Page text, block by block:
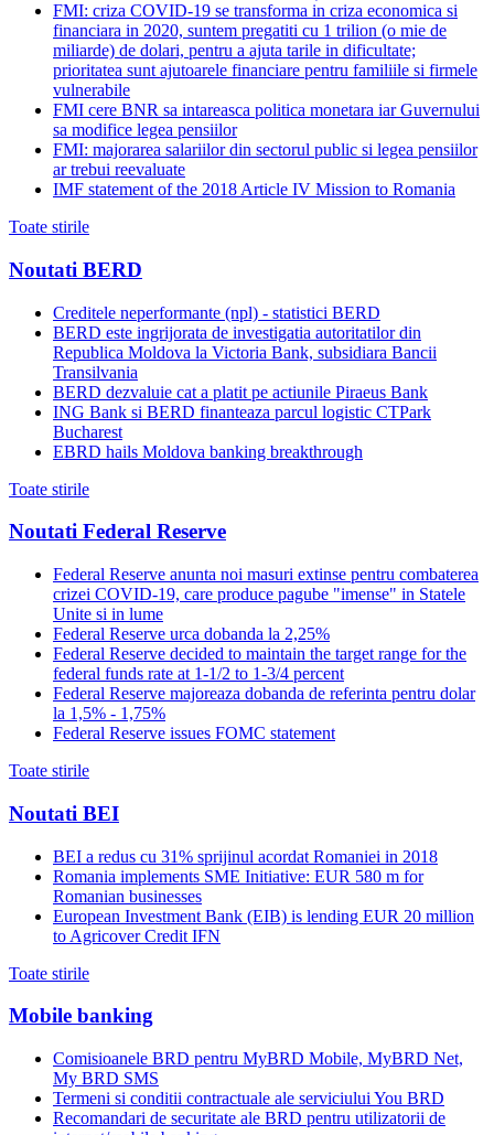
FMI: criza COVID-19 se transforma in criza economica si
financiara in 2020, suntem pregatiti cu 1 trilion (o mie de
miliarde) de dolari, pentru a ajuta tarile in dificultate;
prioritatea sunt ajutoarele financiare pentru familiile si firmele
vulnerabile
FMI cere BNR sa intareasca politica monetara iar Guvernului
sa modifice legea pensiilor
FMI: majorarea salariilor din sectorul public si legea pensiilor
ar trebui reevaluate
IMF statement of the 2018 Article IV Mission to Romania
Toate stirile
Noutati BERD
Creditele neperformante (npl) - statistici BERD
BERD este ingrijorata de investigatia autoritatilor din
Republica Moldova la Victoria Bank, subsidiara Bancii
Transilvania
BERD dezvaluie cat a platit pe actiunile Piraeus Bank
ING Bank si BERD finanteaza parcul logistic CTPark
Bucharest
EBRD hails Moldova banking breakthrough
Toate stirile
Noutati Federal Reserve
Federal Reserve anunta noi masuri extinse pentru combaterea
crizei COVID-19, care produce pagube "imense" in Statele
Unite si in lume
Federal Reserve urca dobanda la 2,25%
Federal Reserve decided to maintain the target range for the
federal funds rate at 1-1/2 to 1-3/4 percent
Federal Reserve majoreaza dobanda de referinta pentru dolar
la 1,5% - 1,75%
Federal Reserve issues FOMC statement
Toate stirile
Noutati BEI
BEI a redus cu 31% sprijinul acordat Romaniei in 2018
Romania implements SME Initiative: EUR 580 m for
Romanian businesses
European Investment Bank (EIB) is lending EUR 20 million
to Agricover Credit IFN
Toate stirile
Mobile banking
Comisioanele BRD pentru MyBRD Mobile, MyBRD Net,
My BRD SMS
Termeni si conditii contractuale ale serviciului You BRD
Recomandari de securitate ale BRD pentru utilizatorii de